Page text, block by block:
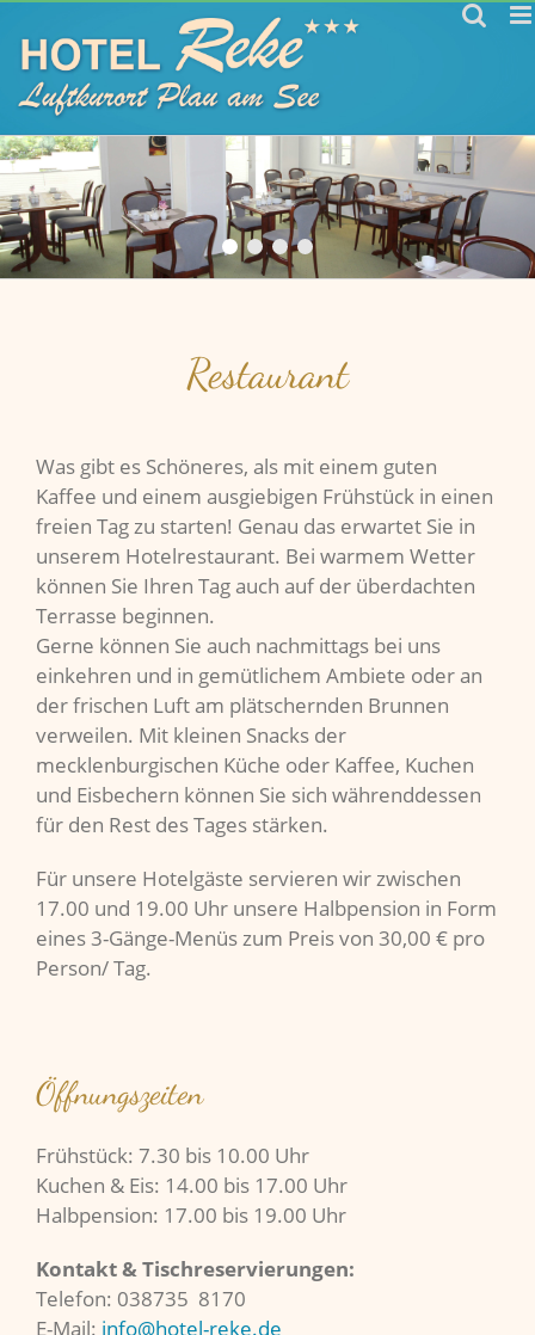
Inhalt
springen
Restaurant
Was gibt es Schöneres, als mit einem guten
Kaffee und einem ausgiebigen Frühstück in einen
freien Tag zu starten! Genau das erwartet Sie in
unserem Hotelrestaurant. Bei warmem Wetter
können Sie Ihren Tag auch auf der überdachten
Terrasse beginnen.
Gerne können Sie auch nachmittags bei uns
einkehren und in gemütlichem Ambiete oder an
der frischen Luft am plätschernden Brunnen
verweilen. Mit kleinen Snacks der
mecklenburgischen Küche oder Kaffee, Kuchen
und Eisbechern können Sie sich währenddessen
für den Rest des Tages stärken.
Für unsere Hotelgäste servieren wir zwischen
17.00 und 19.00 Uhr unsere Halbpension in Form
eines 3-Gänge-Menüs zum Preis von 30,00 € pro
Person/ Tag.
Öffnungszeiten
Frühstück: 7.30 bis 10.00 Uhr
Kuchen & Eis: 14.00 bis 17.00 Uhr
Halbpension: 17.00 bis 19.00 Uhr
Kontakt & Tischreservierungen:
Telefon: 038735 8170
E-Mail: info@hotel-reke.de